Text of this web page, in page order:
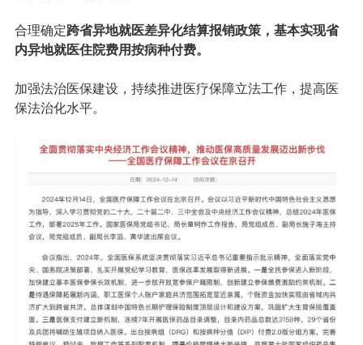
合理确定跨省异地就医差异化结算报销政策，基本实现省
内异地就医住院费用按病种付费。
加强法治医保建设，持续推进医疗保障立法工作，提高医
保法治化水平。